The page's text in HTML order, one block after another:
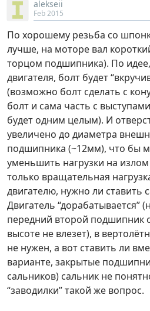
alekseii
Feb 2015
По хорошему резьба со
лучше, на моторе вал
торцом подшипника). По
двигателя, болт будет
(возможно болт сделать с
болт и сама часть с
будет одним целым). И
увеличено до диаметра
подшипника (~12мм), что бы
уменьшить нагрузки на излом
только вращательная
двигателю, нужно ли ставить
Двигатель “дорабатывается”
передний второй подшипник
высоте не влезет), в
не нужен, а вот ставить ли
варианте, закрытые
сальников) сальник не
“заводилки” такой же вопрос.